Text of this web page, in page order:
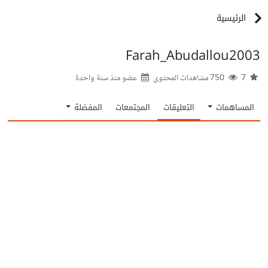
الرئيسية
Farah_Abudallou2003
عضو منذسنة واحدة
المساهمات التعليقات المجتمعات المفضلة